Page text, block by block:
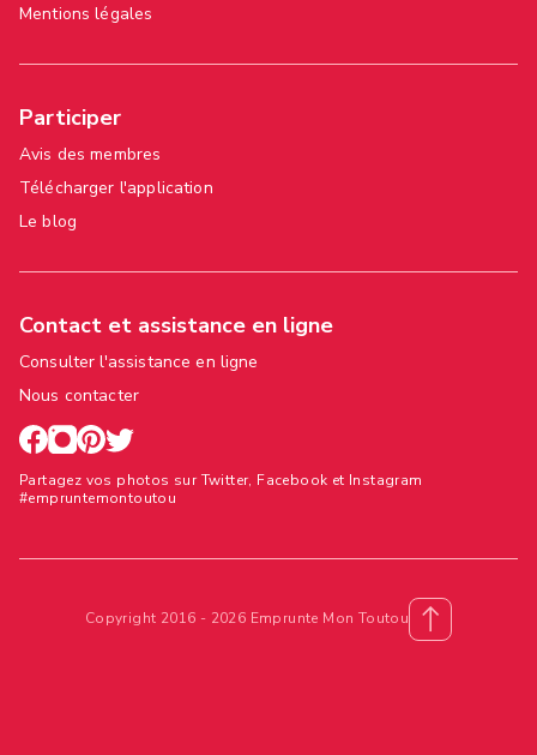
Mentions légales
Participer
Avis des membres
Télécharger l'application
Le blog
Contact et assistance en ligne
Consulter l'assistance en ligne
Nous contacter
Partagez vos photos sur Twitter, Facebook et Instagram
#empruntemontoutou
Copyright 2016 - 2026 Emprunte Mon Toutou